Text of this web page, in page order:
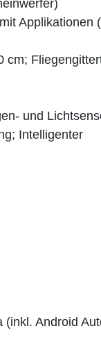
Applikationen
cm;
und
Intelligenter
Android